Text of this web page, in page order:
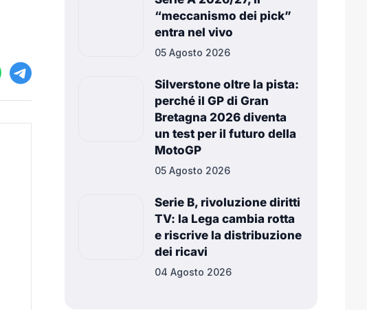
“meccanismo dei pick”
entra nel vivo
05 Agosto 2026
Silverstone oltre la pista:
perché il GP di Gran
Bretagna 2026 diventa
un test per il futuro della
MotoGP
05 Agosto 2026
Serie B, rivoluzione diritti
TV: la Lega cambia rotta
e riscrive la distribuzione
dei ricavi
04 Agosto 2026